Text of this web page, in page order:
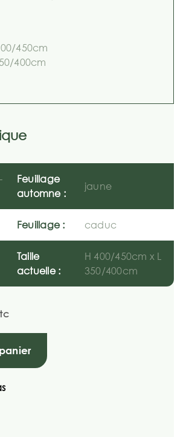
450cm
400cm
Feuillage
automne :
jaune
Feuillage : caduc
Taille
actuelle :
H 400/450cm x L
350/400cm